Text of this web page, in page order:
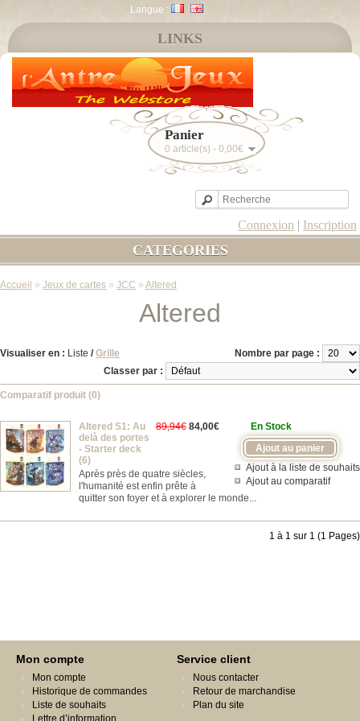
Langue :
Panier
0 article(s) - 0,00€
Connexion | Inscription
LINKS
CATEGORIES
Accueil » Jeux de cartes » JCC » Altered
Altered
Visualiser en : Liste / Grille
Nombre par page :
Classer par :
Comparatif produit (0)
En Stock
Ajout à la liste de souhaits
Ajout au comparatif
89,94€ 84,00€
Altered S1: Au
delà des portes
- Starter deck
(6)
Après près de quatre siècles,
l'humanité est enfin prête à
quitter son foyer et à explorer le monde...
1 à 1 sur 1 (1 Pages)
Mon compte
Mon compte
Historique de commandes
Liste de souhaits
Lettre d’information
Service client
Nous contacter
Retour de marchandise
Plan du site